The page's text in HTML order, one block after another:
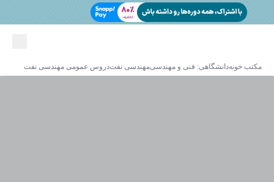
مکتب خونهدانشگاهی: فنی و مهندسیمهندسی نفتدروس عمومی مهندسی نفت